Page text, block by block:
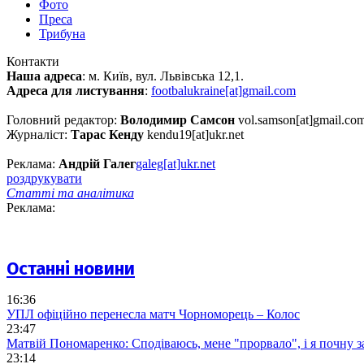
Фото
Преса
Трибуна
Контакти
Наша адреса: м. Київ, вул. Львівська 12,1.
Адреса для листування: footbalukraine[at]gmail.com
Головний редактор: Володимир Самсон
Журналіст: Тарас Кенду kendu19[at]ukr.net
Реклама: Андрій Галегgaleg[at]ukr.net
роздрукувати
Статті та аналітика
Реклама:
Останні новини
16:36
УПЛ офіційно перенесла матч Чорноморець – Колос
23:47
Матвій Пономаренко: Сподіваюсь, мене "прорвало", і я почну
23:14